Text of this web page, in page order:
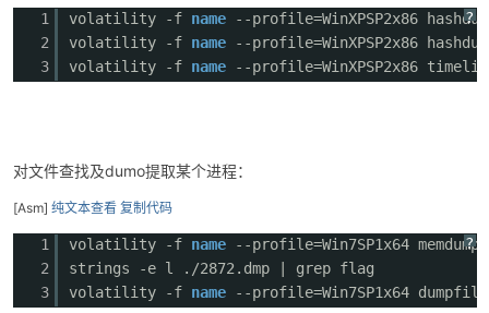
?
1
2
3
volatility -f name
--profile=WinXPSP2x86
volatility -f name
--profile=WinXPSP2x86
volatility -f name --profile=WinXPSP2x86
对文件查找及dumo提取某个进程：
[Asm] 纯文本查看 复制代码
?
1
2
3
volatility -f name
--profile=Win7SP1x64
strings -e l ./2872.dmp | grep flag
volatility -f name --profile=Win7SP1x64